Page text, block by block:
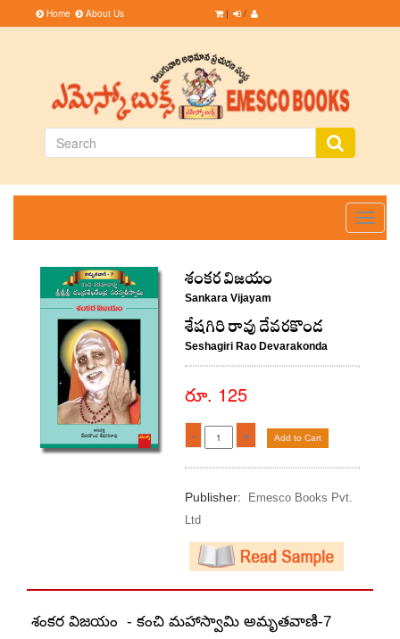
Home About Us | /
Toggle
శంకర విజయం
Sankara Vijayam
శేషగిరి రావు దేవరకొండ
Seshagiri Rao Devarakonda
రూ. 125
- + Add to Cart
Publisher:
Emesco Books Pvt.
Ltd
శంకర విజయం - కంచి మహాస్వామి అమృతవాణి-7